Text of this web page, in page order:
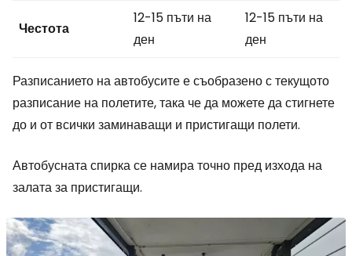
Честота
12-15 пъти на
ден
12-15 пъти на
ден
Разписанието на автобусите е съобразено с текущото
разписание на полетите, така че да можете да стигнете
до и от всички заминаващи и пристигащи полети.
Автобусната спирка се намира точно пред изхода на
залата за пристигащи.